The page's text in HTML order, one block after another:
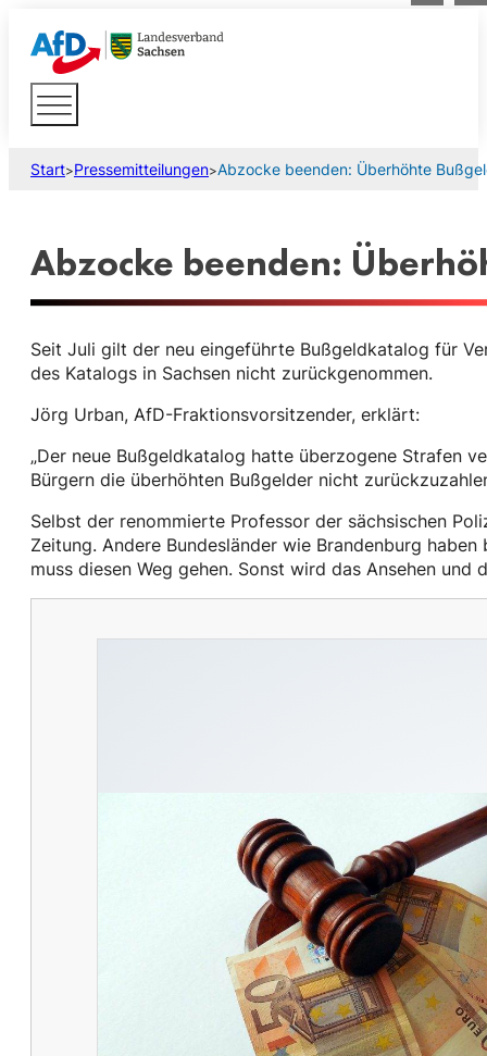
Start>Pressemitteilungen>Abzocke beenden: Überhöhte
Abzocke beenden:
Seit Juli gilt der neu eingeführte Bußgeldkatalog für
des Katalogs in Sachsen nicht zurückgenommen.
Jörg Urban, AfD-Fraktionsvorsitzender, erklärt:
„Der neue Bußgeldkatalog hatte überzogene Strafen
Bürgern die überhöhten Bußgelder nicht
Selbst der renommierte Professor der sächsischen
Zeitung. Andere Bundesländer wie Brandenburg
muss diesen Weg gehen. Sonst wird das Ansehen